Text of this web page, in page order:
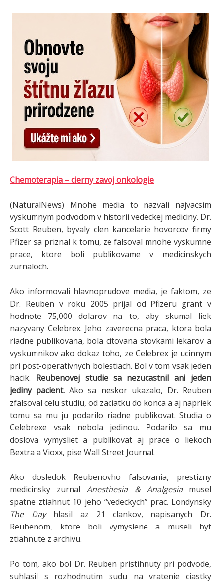
Chemoterapia – cierny zavoj onkologie
(NaturalNews) Mnohe media to nazvali najvacsim
vyskumnym podvodom v historii vedeckej mediciny. Dr.
Scott Reuben, byvaly clen kancelarie hovorcov firmy
Pfizer sa priznal k tomu, ze falsoval mnohe vyskumne
prace, ktore boli publikovame v medicinskych
zurnaloch.
Ako informovali hlavnoprudove media, je faktom, ze
Dr. Reuben v roku 2005 prijal od Pfizeru grant v
hodnote 75,000 dolarov na to, aby skumal liek
nazyvany Celebrex. Jeho zaverecna praca, ktora bola
riadne publikovana, bola citovana stovkami lekarov a
vyskumnikov ako dokaz toho, ze Celebrex je ucinnym
pri post-operativnych bolestiach. Bol v tom vsak jeden
hacik. Reubenovej studie sa nezucastnil ani jeden
jediny pacient.Ako sa neskor ukazalo, Dr. Reuben
zfalsoval celu studiu, od zaciatku do konca a aj napriek
tomu sa mu ju podarilo riadne publikovat. Studia o
Celebrexe vsak nebola jedinou. Podarilo sa mu
doslova vymysliet a publikovat aj prace o liekoch
Bextra a Vioxx, pise Wall Street Journal.
Ako dosledok Reubenovho falsovania, prestizny
medicinsky zurnalAnesthesia & Analgesiamusel
spatne ztiahnut 10 jeho “vedeckych” prac. Londynsky
The Dayhlasil az 21 clankov, napisanych Dr.
Reubenom, ktore boli vymyslene a museli byt
ztiahnute z archivu.
Po tom, ako bol Dr. Reuben pristihnuty pri podvode,
suhlasil s rozhodnutim sudu na vratenie ciastky